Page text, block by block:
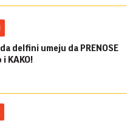
delfini umeju da PRENOSE
i KAKO!